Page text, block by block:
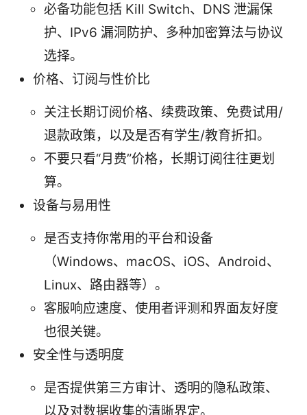
必备功能包括 Kill Switch、DNS 泄漏保
护、IPv6 漏洞防护、多种加密算法与协议
选择。
价格、订阅与性价比
关注长期订阅价格、续费政策、免费试用/
退款政策，以及是否有学生/教育折扣。
不要只看“月费”价格，长期订阅往往更划
算。
设备与易用性
是否支持你常用的平台和设备
（Windows、macOS、iOS、Android、
Linux、路由器等）。
客服响应速度、使用者评测和界面友好度
也很关键。
安全性与透明度
是否提供第三方审计、透明的隐私政策、
以及对数据收集的清晰界定。